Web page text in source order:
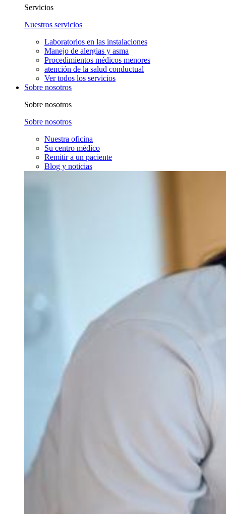
Servicios
Nuestros servicios
Laboratorios en las instalaciones
Manejo de alergias y asma
Procedimientos médicos menores
atención de la salud conductual
Ver todos los servicios
Sobre nosotros
Sobre nosotros
Sobre nosotros
Nuestra oficina
Su centro médico
Remitir a un paciente
Blog y noticias